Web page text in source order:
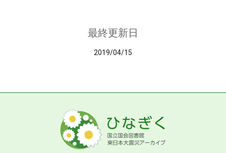
最終更新日
2019/04/15